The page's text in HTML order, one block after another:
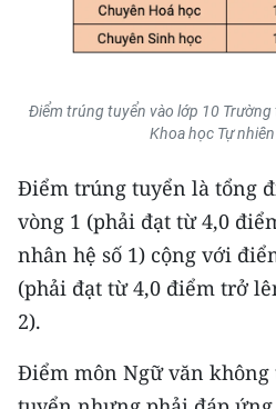
Media Kinh tế
Media Văn hóa
Media Xã hội
Media Pháp luật
Media Du lịch
Media Thế giới
Điểm trúng tuyển vào lớp 10
Khoa học Tự
Điểm trúng tuyển là tổng
vòng 1 (phải đạt từ 4,0
nhân hệ số 1) cộng với
(phải đạt từ 4,0 điểm trở
2).
Điểm môn Ngữ văn